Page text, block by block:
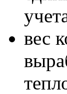
вес